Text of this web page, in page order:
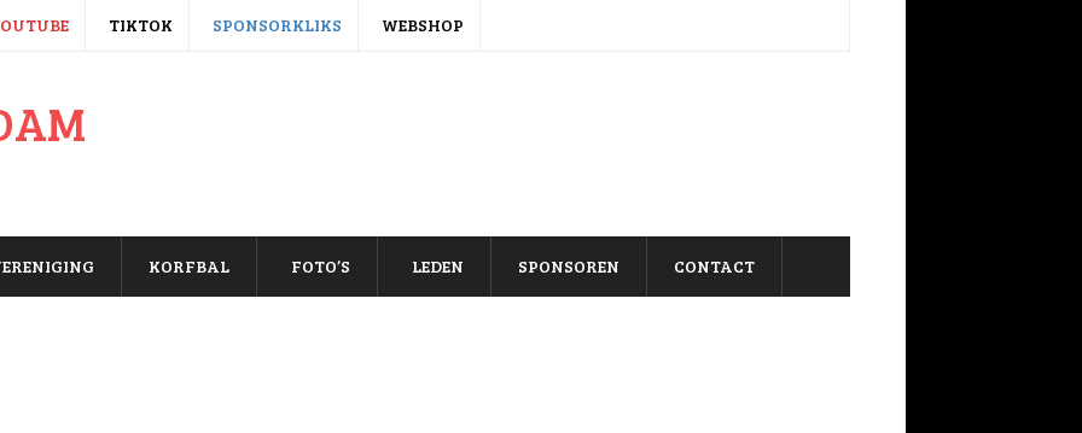
TIKTOK SPONSORKLIKS WEBSHOP
KORFBAL FOTO’S LEDEN SPONSOREN CONTACT